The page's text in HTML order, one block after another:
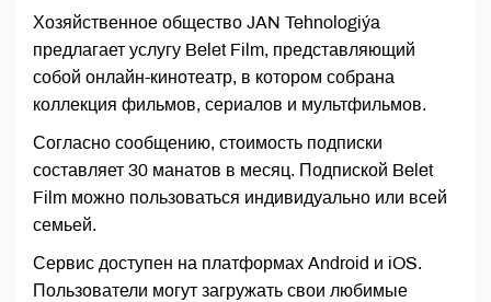
Хозяйственное общество JAN Tehnologiýa
предлагает услугу Belet Film, представляющий
собой онлайн-кинотеатр, в котором собрана
коллекция фильмов, сериалов и мультфильмов.
Согласно сообщению, стоимость подписки
составляет 30 манатов в месяц. Подпиской Belet
Film можно пользоваться индивидуально или всей
семьей.
Сервис доступен на платформах Android и iOS.
Пользователи могут загружать свои любимые